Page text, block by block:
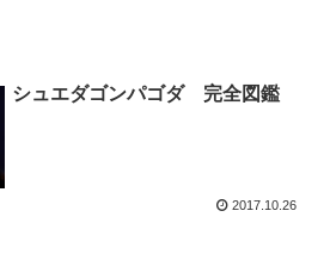
シュエダゴンパゴダ 完全図鑑
2017.10.26